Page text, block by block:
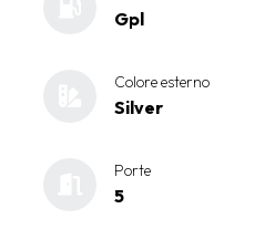
Gpl
Colore esterno
Silver
Porte
5